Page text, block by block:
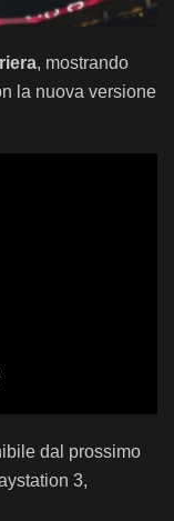
, mostrando
la nuova versione
dal prossimo
3,